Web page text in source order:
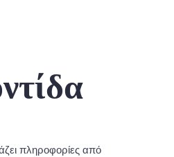
πληροφορίες από